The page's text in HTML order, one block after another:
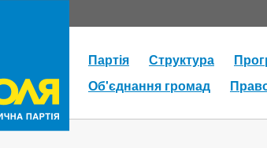
Партія Структура
Об'єднання громад